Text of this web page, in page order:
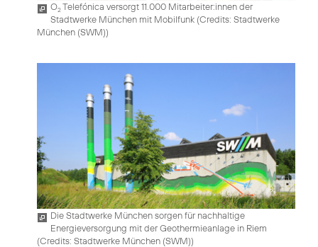
O2Telefónica versorgt 11.000 Mitarbeiter:innen der
Stadtwerke München mit Mobilfunk (Credits: Stadtwerke
München (SWM))
Die Stadtwerke München sorgen für nachhaltige
Energieversorgung mit der Geothermieanlage in Riem
(Credits: Stadtwerke München (SWM))